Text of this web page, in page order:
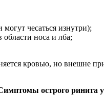
чесаться изнутри);
области носа и лба;
кровью, но внешне
острого ринита